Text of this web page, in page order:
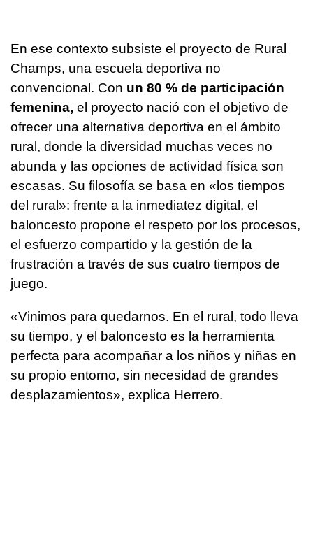
En ese contexto subsiste el proyecto de Rural
Champs, una escuela deportiva no
convencional. Con un 80 % de participación
femenina, el proyecto nació con el objetivo de
ofrecer una alternativa deportiva en el ámbito
rural, donde la diversidad muchas veces no
abunda y las opciones de actividad física son
escasas. Su filosofía se basa en «los tiempos
del rural»: frente a la inmediatez digital, el
baloncesto propone el respeto por los procesos,
el esfuerzo compartido y la gestión de la
frustración a través de sus cuatro tiempos de
juego.
«Vinimos para quedarnos. En el rural, todo lleva
su tiempo, y el baloncesto es la herramienta
perfecta para acompañar a los niños y niñas en
su propio entorno, sin necesidad de grandes
desplazamientos», explica Herrero.